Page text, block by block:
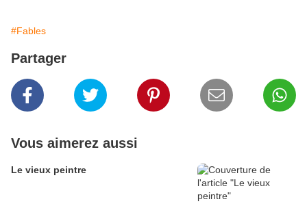
#Fables
Partager
Vous aimerez aussi
Le vieux peintre